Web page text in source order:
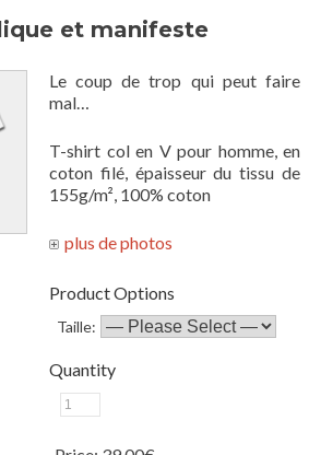
et manifeste
Le coup de trop qui peut faire
mal…
T-shirt col en V pour homme, en
coton filé, épaisseur du tissu de
155g/m², 100% coton
Product Options
Taille:
Quantity